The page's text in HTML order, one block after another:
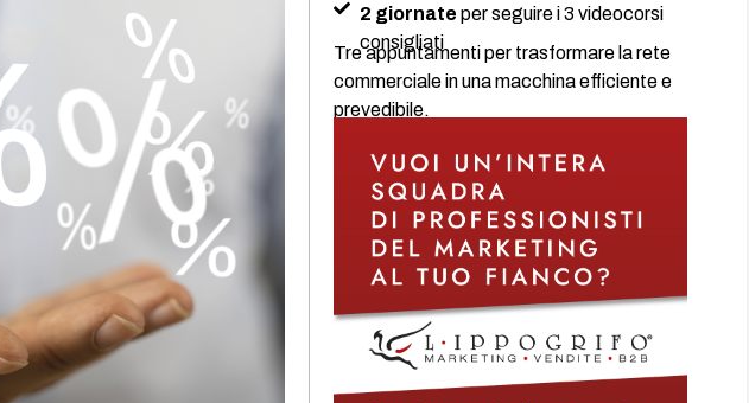
2 giornate per seguire i 3 videocorsi
consigliati
Tre appuntamenti per trasformare la rete
commerciale in una macchina efficiente e
prevedibile.